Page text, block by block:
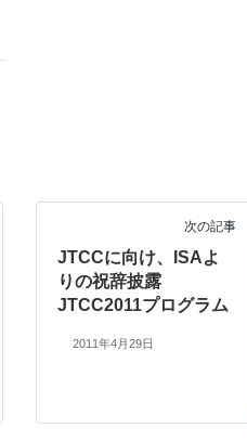
次の記事
JTCCに向け、ISAよ
りの祝辞披露
JTCC2011プログラム
2011年4月29日